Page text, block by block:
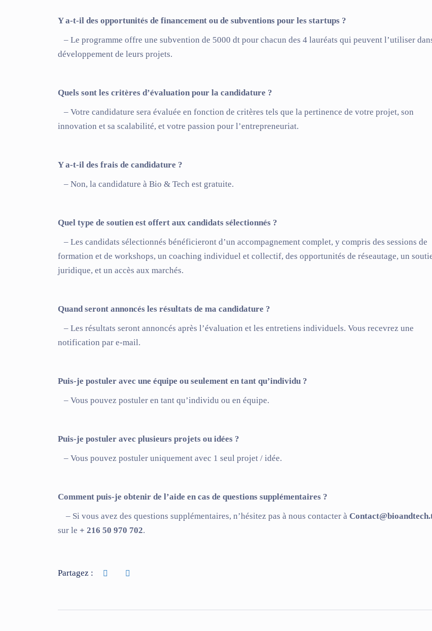
Y a-t-il des opportunités de financement ou de subventions pour les startups ?
– Le programme offre une subvention de 5000 dt pour chacun des 4 lauréats qui peuvent l’utiliser
développement de leurs projets.
Quels sont les critères d’évaluation pour la candidature ?
– Votre candidature sera évaluée en fonction de critères tels que la pertinence de votre projet, son
innovation et sa scalabilité, et votre passion pour l’entrepreneuriat.
Y a-t-il des frais de candidature ?
– Non, la candidature à Bio & Tech est gratuite.
Quel type de soutien est offert aux candidats sélectionnés ?
– Les candidats sélectionnés bénéficieront d’un accompagnement complet, y compris des sessions de
formation et de workshops, un coaching individuel et collectif, des opportunités de réseautage, un
juridique, et un accès aux marchés.
Quand seront annoncés les résultats de ma candidature ?
– Les résultats seront annoncés après l’évaluation et les entretiens individuels. Vous recevrez une
notification par e-mail.
Puis-je postuler avec une équipe ou seulement en tant qu’individu ?
– Vous pouvez postuler en tant qu’individu ou en équipe.
Puis-je postuler avec plusieurs projets ou idées ?
– Vous pouvez postuler uniquement avec 1 seul projet / idée.
Comment puis-je obtenir de l’aide en cas de questions supplémentaires ?
– Si vous avez des questions supplémentaires, n’hésitez pas à nous contacter à
sur le + 216 50 970 702.
Partagez :